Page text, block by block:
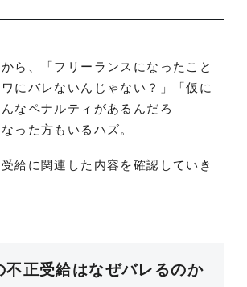
ら、「フリーランスになったこと
にバレないんじゃない？」「仮に
なペナルティがあるんだろ
った方もいるハズ。
給に関連した内容を確認していき
不正受給はなぜバレるのか